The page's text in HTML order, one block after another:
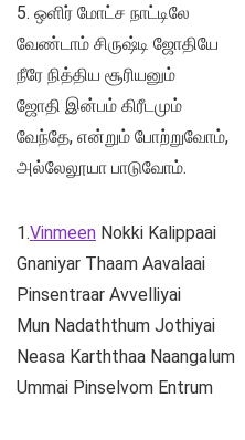
5. ஒளிர் மோட்ச நாட்டிலே
வேண்டாம் சிருஷ்டி ஜோதியே
நீரே நித்திய சூரியனும்
ஜோதி இன்பம் கிரீடமும்
வேந்தே, என்றும் போற்றுவோம்,
அல்லேலூயா பாடுவோம்.
1.Vinmeen Nokki Kalippaai
Gnaniyar Thaam Aavalaai
Pinsentraar Avvelliyai
Mun Nadaththum Jothiyai
Neasa Karththaa Naangalum
Ummai Pinselvom Entrum